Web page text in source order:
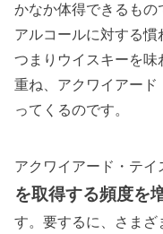
かなか体得できるも
アルコールに対する慣
つまりウイスキーを
重ね、アクワイアー
ってくるのです。
アクワイアード・テ
を取得する頻度を
す。要するに、さまざ